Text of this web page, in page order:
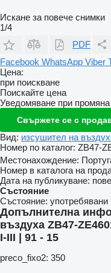
Искане за повече снимки
1/4
PDF
Facebook WhatsApp Viber
Цена:
при поискване
Поискайте цена
Уведомяване при
Свържете се с
Вид: изсушител на
Номер по каталог: ZB47-
Местонахождение:
Номер в каталога на
Дата на публикуване:
Състояние
Състояние: употребявани
Допълнителна
въздуха ZB47-
I-III | 91 - 15
preco_fixo2: 350